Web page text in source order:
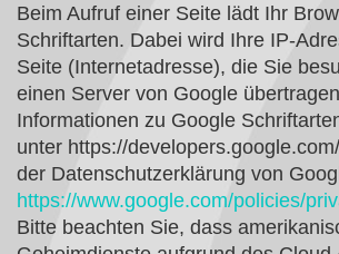
Beim Aufruf einer Seite lädt Ihr
Schriftarten. Dabei wird Ihre IP-
Seite (Internetadresse), die Sie
einen Server von Google
Informationen zu Google
unter https://
der Datenschutzerklärung von
https://www.google.com/policies/
Bitte beachten Sie, dass